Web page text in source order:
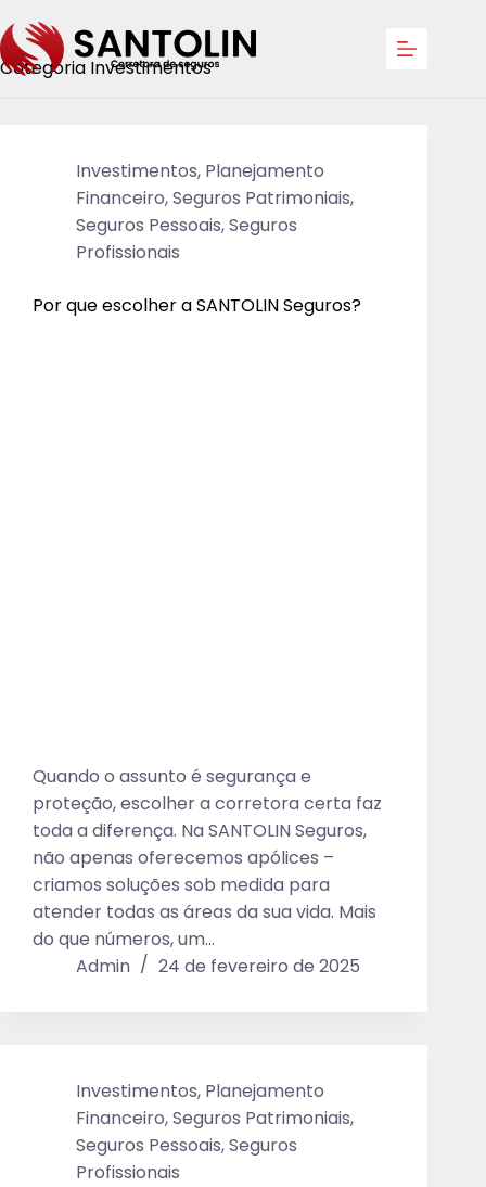
Categoria Investimentos
Investimentos, Planejamento
Financeiro,Seguros Patrimoniais,
Seguros Pessoais,Seguros
Profissionais
Por que escolher a SANTOLIN Seguros?
Quando o assunto é segurança e
proteção, escolher a corretora certa faz
toda a diferença. Na SANTOLIN Seguros,
não apenas oferecemos apólices –
criamos soluções sob medida para
atender todas as áreas da sua vida. Mais
do que números, um…
Admin
24 de fevereiro de 2025
Investimentos, Planejamento
Financeiro,Seguros Patrimoniais,
Seguros Pessoais,Seguros
Profissionais